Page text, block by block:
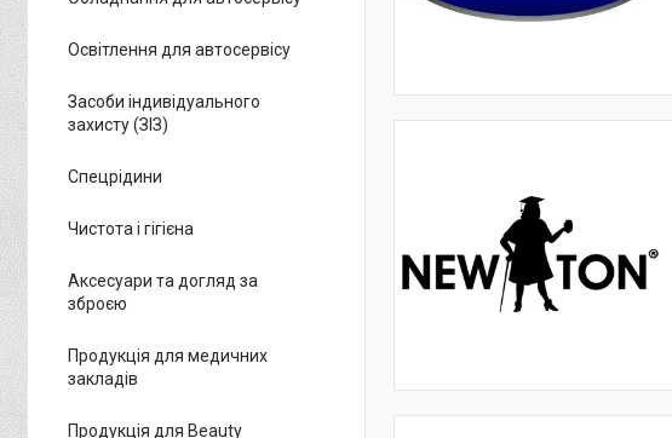
Освітлення для автосервісу
Засоби індивідуального
захисту (ЗІЗ)
Спецрідини
Чистота і гігієна
Аксесуари та догляд за
зброєю
Продукція для медичних
закладів
Продукція для Beauty